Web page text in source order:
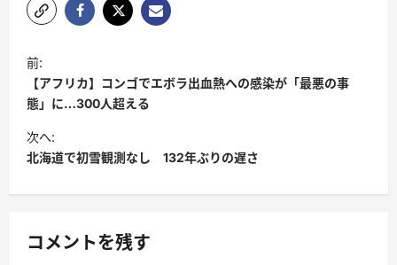
前:
【アフリカ】コンゴでエボラ出血熱への感染が「最悪の事
態」に…300人超える
次へ:
北海道で初雪観測なし 132年ぶりの遅さ
コメントを残す